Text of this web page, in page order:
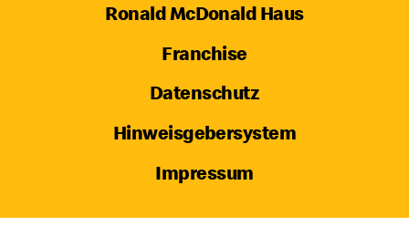
Ronald McDonald Haus
Franchise
Datenschutz
Hinweisgebersystem
Impressum